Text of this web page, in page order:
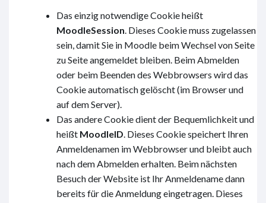
Das einzig notwendige Cookie heißt
MoodleSession. Dieses Cookie muss zugelassen
sein, damit Sie in Moodle beim Wechsel von Seite
zu Seite angemeldet bleiben. Beim Abmelden
oder beim Beenden des Webbrowsers wird das
Cookie automatisch gelöscht (im Browser und
auf dem Server).
Das andere Cookie dient der Bequemlichkeit und
heißt MoodleID. Dieses Cookie speichert Ihren
Anmeldenamen im Webbrowser und bleibt auch
nach dem Abmelden erhalten. Beim nächsten
Besuch der Website ist Ihr Anmeldename dann
bereits für die Anmeldung eingetragen. Dieses